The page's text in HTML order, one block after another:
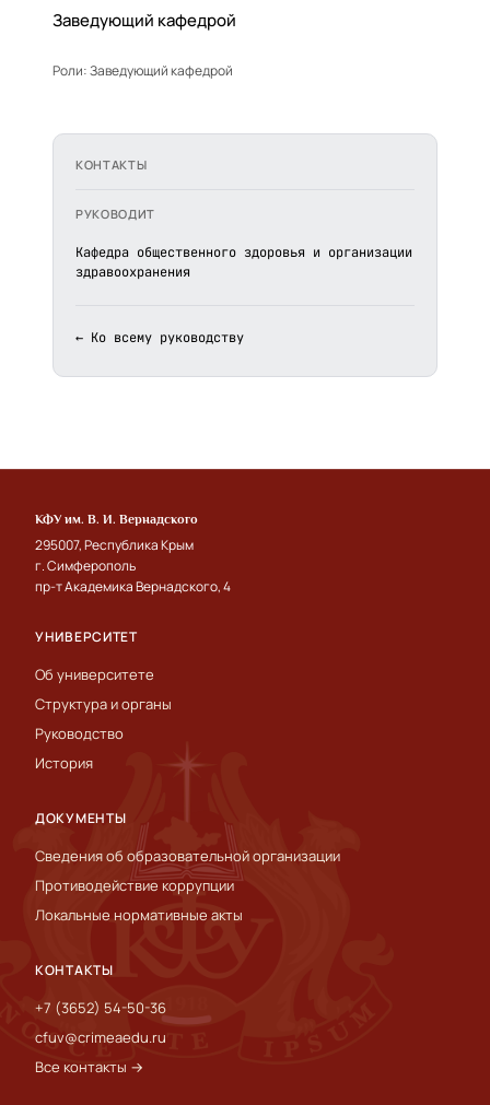
Заведующий кафедрой
Роли:Заведующий кафедрой
КОНТАКТЫ
РУКОВОДИТ
Кафедра общественного здоровья и организации
здравоохранения
← Ко всему руководству
КФУ им. В. И. Вернадского
295007, Республика Крым
г. Симферополь
пр-т Академика Вернадского, 4
УНИВЕРСИТЕТ
Об университете
Структура и органы
Руководство
История
ДОКУМЕНТЫ
Сведения об образовательной организации
Противодействие коррупции
Локальные нормативные акты
КОНТАКТЫ
+7 (3652) 54-50-36
cfuv@crimeaedu.ru
Все контакты →